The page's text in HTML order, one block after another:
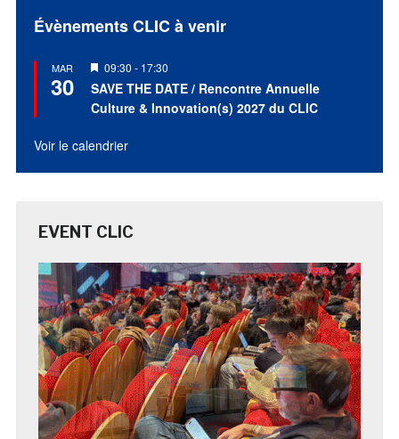
Évènements CLIC à venir
MAR
30
Mis
en
avant
09:30 - 17:30
SAVE THE DATE / Rencontre Annuelle
Culture & Innovation(s) 2027 du CLIC
Voir le calendrier
EVENT CLIC